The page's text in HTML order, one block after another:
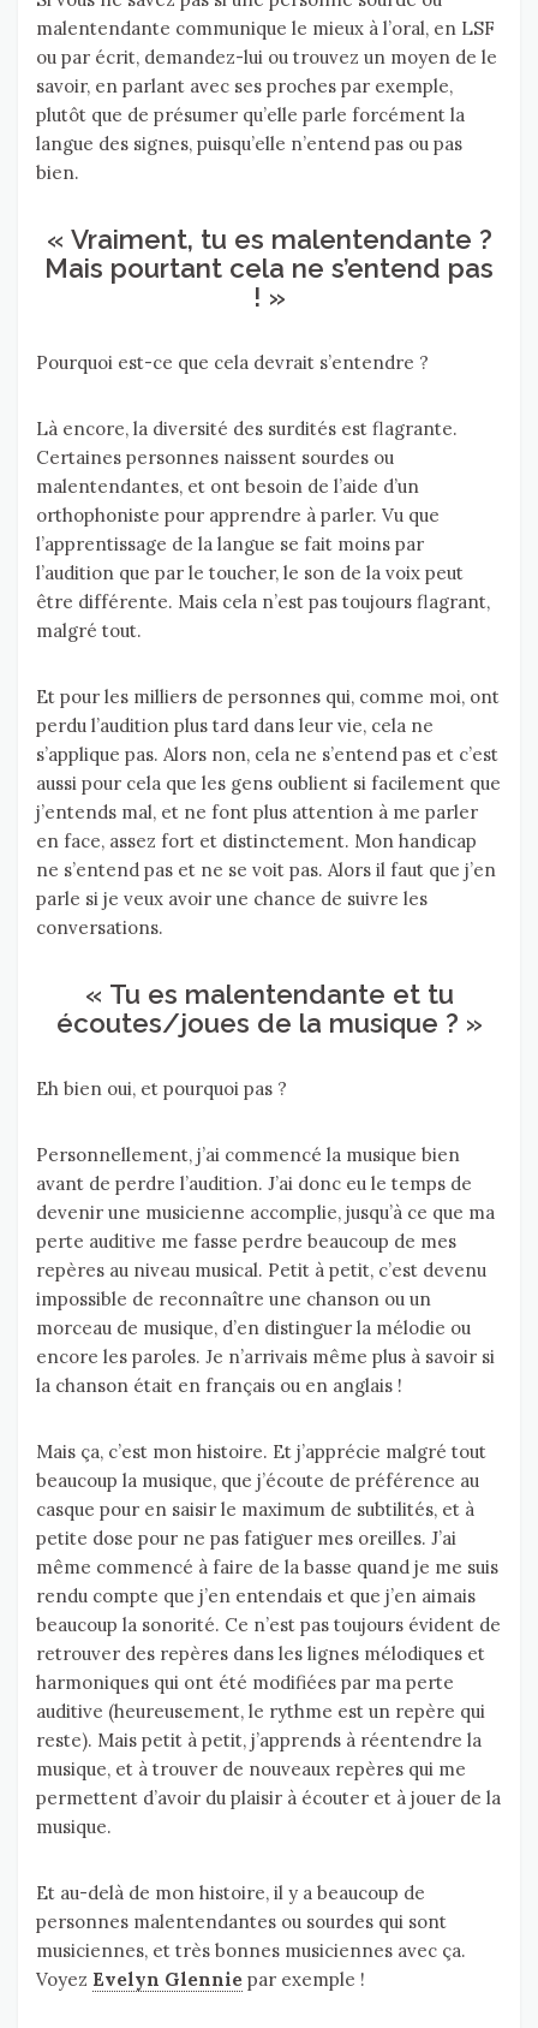
malentendante communique le mieux à l’oral, en LSF
ou par écrit, demandez-lui ou trouvez un moyen de le
savoir, en parlant avec ses proches par exemple,
plutôt que de présumer qu’elle parle forcément la
langue des signes, puisqu’elle n’entend pas ou pas
bien.
« Vraiment, tu es malentendante ?
Mais pourtant cela ne s’entend pas
! »
Pourquoi est-ce que cela devrait s’entendre ?
Là encore, la diversité des surdités est flagrante.
Certaines personnes naissent sourdes ou
malentendantes, et ont besoin de l’aide d’un
orthophoniste pour apprendre à parler. Vu que
l’apprentissage de la langue se fait moins par
l’audition que par le toucher, le son de la voix peut
être différente. Mais cela n’est pas toujours flagrant,
malgré tout.
Et pour les milliers de personnes qui, comme moi, ont
perdu l’audition plus tard dans leur vie, cela ne
s’applique pas. Alors non, cela ne s’entend pas et c’est
aussi pour cela que les gens oublient si facilement que
j’entends mal, et ne font plus attention à me parler
en face, assez fort et distinctement. Mon handicap
ne s’entend pas et ne se voit pas. Alors il faut que j’en
parle si je veux avoir une chance de suivre les
conversations.
« Tu es malentendante et tu
écoutes/joues de la musique ? »
Eh bien oui, et pourquoi pas ?
Personnellement, j’ai commencé la musique bien
avant de perdre l’audition. J’ai donc eu le temps de
devenir une musicienne accomplie, jusqu’à ce que ma
perte auditive me fasse perdre beaucoup de mes
repères au niveau musical. Petit à petit, c’est devenu
impossible de reconnaître une chanson ou un
morceau de musique, d’en distinguer la mélodie ou
encore les paroles. Je n’arrivais même plus à savoir si
la chanson était en français ou en anglais !
Mais ça, c’est mon histoire. Et j’apprécie malgré tout
beaucoup la musique, que j’écoute de préférence au
casque pour en saisir le maximum de subtilités, et à
petite dose pour ne pas fatiguer mes oreilles. J’ai
même commencé à faire de la basse quand je me suis
rendu compte que j’en entendais et que j’en aimais
beaucoup la sonorité. Ce n’est pas toujours évident de
retrouver des repères dans les lignes mélodiques et
harmoniques qui ont été modifiées par ma perte
auditive (heureusement, le rythme est un repère qui
reste). Mais petit à petit, j’apprends à réentendre la
musique, et à trouver de nouveaux repères qui me
permettent d’avoir du plaisir à écouter et à jouer de la
musique.
Et au-delà de mon histoire, il y a beaucoup de
personnes malentendantes ou sourdes qui sont
musiciennes, et très bonnes musiciennes avec ça.
Voyez Evelyn Glennie par exemple !